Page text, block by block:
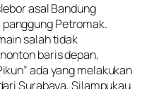
asal Bandung
Petromak.
salah tidak
baris depan,
ada yang melakukan
Surabaya, Silampukau